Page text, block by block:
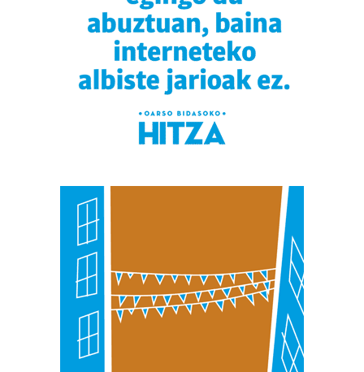
dezakezun ikusteko.
Lortu zure datu pertsonalak prozesatzeko moduari
buruzko informazio gehiago eta ezarri zure lehentasunak
datuen atalean. Edozein unetan alda edo ken dezakezu
Webgune honek cookie propioak eta hirugarrenen cookie-
zerbitzuak hobetzeko asmoz, cookie teknologiaz
baliatzen gara. Ohar hau onartuz gero, teknologia hori
erabiltzeko baimen esplizitua ematen diguzu. Gehiago